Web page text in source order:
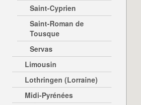
Saint-Cyprien
Saint-Roman de
Tousque
Servas
Limousin
Lothringen (Lorraine)
Midi-Pyrénées